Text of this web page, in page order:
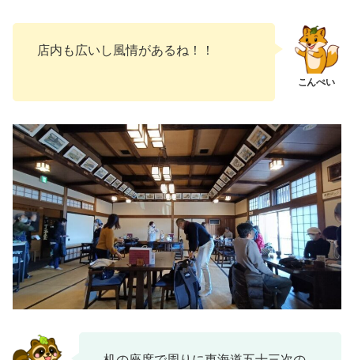
店内も広いし風情があるね！！